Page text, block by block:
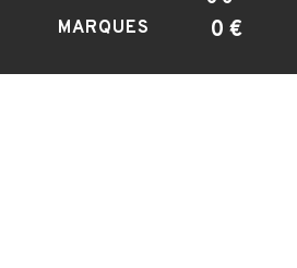
MARQUES 0 €